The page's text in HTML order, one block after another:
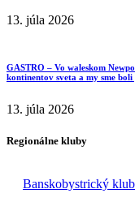
13. júla 2026
GASTRO – Vo waleskom
kontinentov sveta a my sme
13. júla 2026
Regionálne kluby
Banskobystrický klub